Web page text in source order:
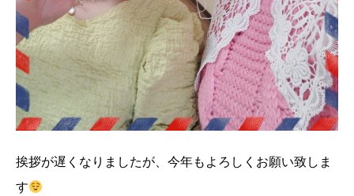
挨拶が遅くなりましたが、今年もよろしくお願い致しま
す